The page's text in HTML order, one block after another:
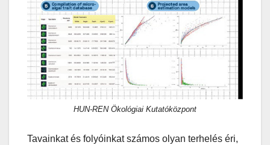
HUN-REN Ökológiai Kutatóközpont
Tavainkat és folyóinkat számos olyan terhelés éri,